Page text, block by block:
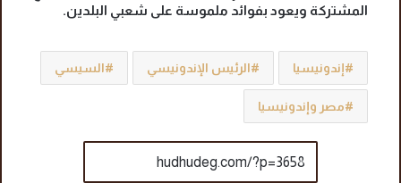
المشتركة ويعود بفوائد ملموسة على شعبي البلدين.
إندونيسيا الرئيس الإندونيسي السيسي
مصر وإندونيسيا